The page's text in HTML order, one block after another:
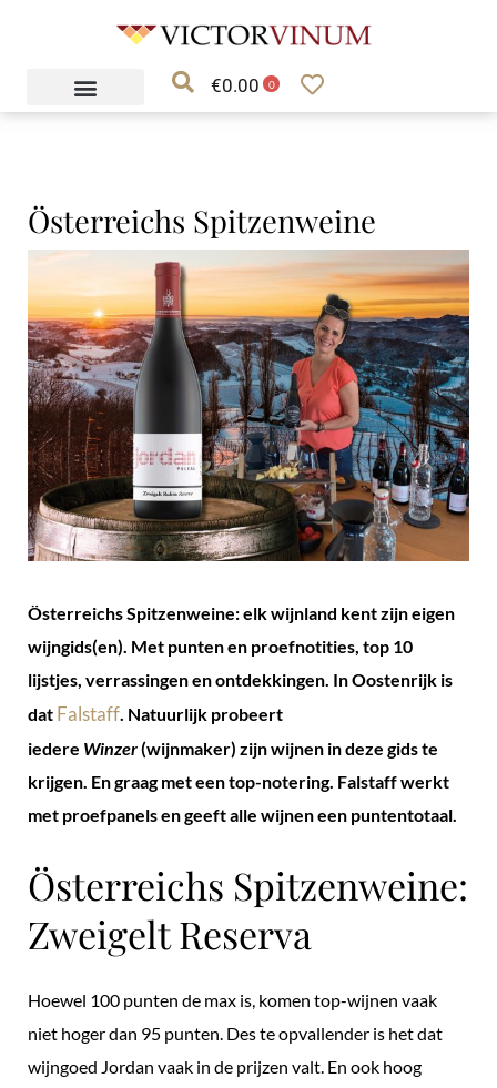
€0.00 0
Österreichs Spitzenweine
Österreichs Spitzenweine: elk wijnland kent zijn eigen
wijngids(en). Met punten en proefnotities, top 10
lijstjes, verrassingen en ontdekkingen. In Oostenrijk is
dat Falstaff. Natuurlijk probeert
iedere Winzer(wijnmaker) zijn wijnen in deze gids te
krijgen. En graag met een top-notering. Falstaff werkt
met proefpanels en geeft alle wijnen een puntentotaal.
Österreichs Spitzenweine:
Zweigelt Reserva
Hoewel 100 punten de max is, komen top-wijnen vaak
niet hoger dan 95 punten. Des te opvallender is het dat
wijngoed Jordan vaak in de prijzen valt. En ook hoog